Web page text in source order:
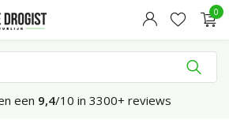
0
een 9,4/10 in 3300+ reviews